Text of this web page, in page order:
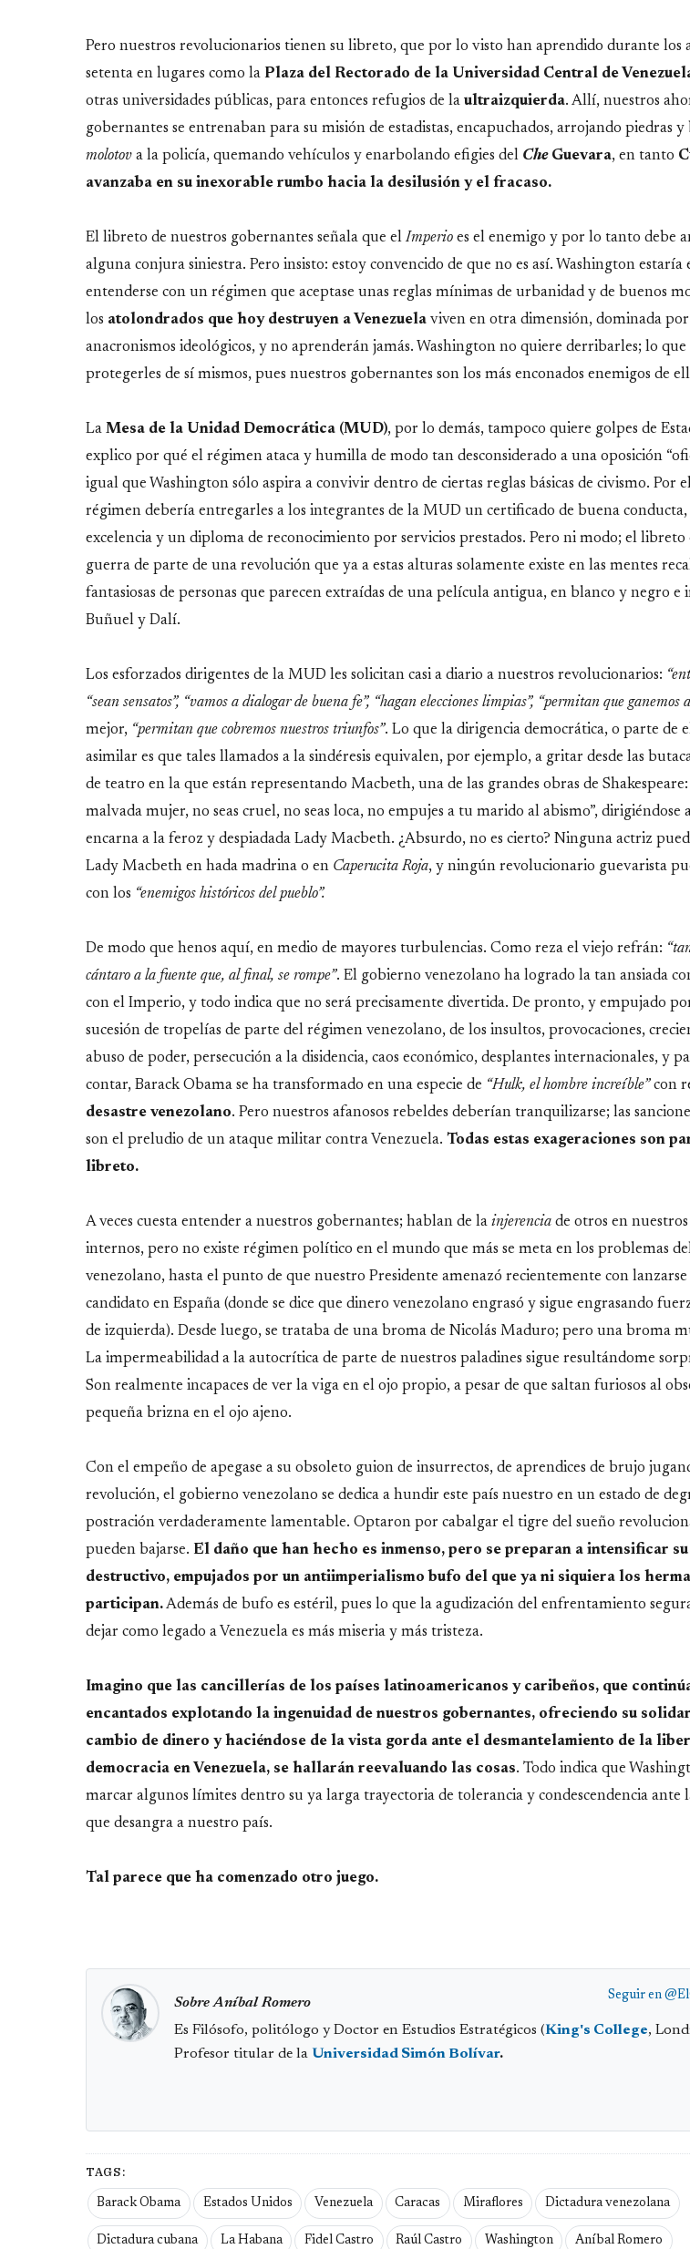
Pero nuestros revolucionarios tienen su libreto, que por lo visto han aprendido durante los
setenta en lugares como la Plaza del Rectorado de la Universidad Central de
otras universidades públicas, para entonces refugios de la ultraizquierda. Allí, nuestros
gobernantes se entrenaban para su misión de estadistas, encapuchados, arrojando piedras y
molotov a la policía, quemando vehículos y enarbolando efigies del CheGuevara, en tanto
avanzaba en su inexorable rumbo hacia la desilusión y el fracaso.
El libreto de nuestros gobernantes señala que el Imperio es el enemigo y por lo tanto debe
alguna conjura siniestra. Pero insisto: estoy convencido de que no es así. Washington estaría
entenderse con un régimen que aceptase unas reglas mínimas de urbanidad y de buenos
los atolondrados que hoy destruyen a Venezuela viven en otra dimensión, dominada por
anacronismos ideológicos, y no aprenderán jamás. Washington no quiere derribarles; lo que
protegerles de sí mismos, pues nuestros gobernantes son los más enconados enemigos de
La Mesa de la Unidad Democrática (MUD), por lo demás, tampoco quiere golpes de
explico por qué el régimen ataca y humilla de modo tan desconsiderado a una oposición
igual que Washington sólo aspira a convivir dentro de ciertas reglas básicas de civismo. Por
régimen debería entregarles a los integrantes de la MUD un certificado de buena conducta,
excelencia y un diploma de reconocimiento por servicios prestados. Pero ni modo; el libreto
guerra de parte de una revolución que ya a estas alturas solamente existe en las mentes
fantasiosas de personas que parecen extraídas de una película antigua, en blanco y negro e
Buñuel y Dalí.
Los esforzados dirigentes de la MUD les solicitan casi a diario a nuestros revolucionarios:
“sean sensatos”, “vamos a dialogar de buena fe”, “hagan elecciones limpias”, “permitan que ganemos
mejor, “permitan que cobremos nuestros triunfos”. Lo que la dirigencia democrática, o parte de
asimilar es que tales llamados a la sindéresis equivalen, por ejemplo, a gritar desde las
de teatro en la que están representando Macbeth, una de las grandes obras de Shakespeare:
malvada mujer, no seas cruel, no seas loca, no empujes a tu marido al abismo”, dirigiéndose
encarna a la feroz y despiadada Lady Macbeth. ¿Absurdo, no es cierto? Ninguna actriz
Lady Macbeth en hada madrina o en Caperucita Roja, y ningún revolucionario guevarista
con los “enemigos históricos del pueblo”.
De modo que henos aquí, en medio de mayores turbulencias. Como reza el viejo refrán:
cántaro a la fuente que, al final, se rompe”. El gobierno venezolano ha logrado la tan ansiada
con el Imperio, y todo indica que no será precisamente divertida. De pronto, y empujado
sucesión de tropelías de parte del régimen venezolano, de los insultos, provocaciones,
abuso de poder, persecución a la disidencia, caos económico, desplantes internacionales, y
contar, Barack Obama se ha transformado en una especie de “Hulk, el hombre increíble”con
desastre venezolano. Pero nuestros afanosos rebeldes deberían tranquilizarse; las
son el preludio de un ataque militar contra Venezuela. Todas estas exageraciones son
libreto.
A veces cuesta entender a nuestros gobernantes; hablan de la injerencia de otros en nuestros
internos, pero no existe régimen político en el mundo que más se meta en los problemas
venezolano, hasta el punto de que nuestro Presidente amenazó recientemente con lanzarse
candidato en España (donde se dice que dinero venezolano engrasó y sigue engrasando
de izquierda). Desde luego, se trataba de una broma de Nicolás Maduro; pero una broma
La impermeabilidad a la autocrítica de parte de nuestros paladines sigue resultándome
Son realmente incapaces de ver la viga en el ojo propio, a pesar de que saltan furiosos al
pequeña brizna en el ojo ajeno.
Con el empeño de apegase a su obsoleto guion de insurrectos, de aprendices de brujo
revolución, el gobierno venezolano se dedica a hundir este país nuestro en un estado de
postración verdaderamente lamentable. Optaron por cabalgar el tigre del sueño
pueden bajarse. El daño que han hecho es inmenso, pero se preparan a intensificar su
destructivo, empujados por un antiimperialismo bufo del que ya ni siquiera los
participan.Además de bufo es estéril, pues lo que la agudización del enfrentamiento
dejar como legado a Venezuela es más miseria y más tristeza.
Imagino que las cancillerías de los países latinoamericanos y caribeños, que
encantados explotando la ingenuidad de nuestros gobernantes, ofreciendo su
cambio de dinero y haciéndose de la vista gorda ante el desmantelamiento de la
democracia en Venezuela, se hallarán reevaluando las cosas. Todo indica que
marcar algunos límites dentro su ya larga trayectoria de tolerancia y condescendencia ante
que desangra a nuestro país.
Tal parece que ha comenzado otro juego.
Seguir en
Sobre Aníbal Romero
Es Filósofo, politólogo y Doctor en Estudios Estratégicos (King's College,
Profesor titular de la Universidad Simón Bolívar.
TAGS:
Barack Obama Estados Unidos Venezuela Caracas Miraflores Dictadura venezolana
Dictadura cubana La Habana Fidel Castro Raúl Castro Washington Aníbal Romero